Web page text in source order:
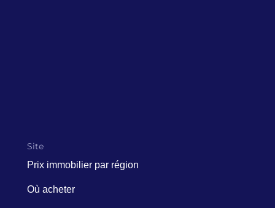
Site
Prix immobilier par région
Où acheter